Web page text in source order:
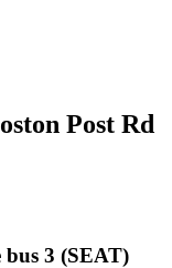
Post Rd
3 (SEAT)